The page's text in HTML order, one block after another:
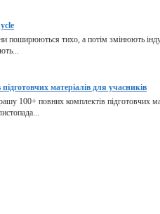
поширюються тихо, а потім змінюють
матеріалів для учасників
100+ повних комплектів підготовчих